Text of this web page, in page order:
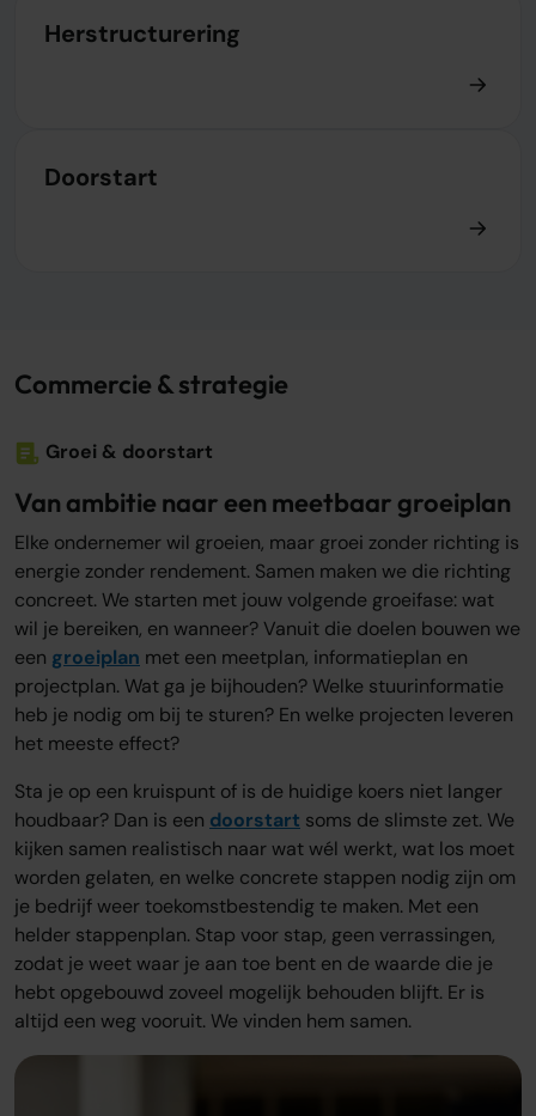
Herstructurering
Doorstart
Commercie & strategie
Groei & doorstart
Van ambitie naar een meetbaar groeiplan
Elke ondernemer wil groeien, maar groei zonder richting is
energie zonder rendement. Samen maken we die richting
concreet. We starten met jouw volgende groeifase: wat
wil je bereiken, en wanneer? Vanuit die doelen bouwen we
een groeiplan met een meetplan, informatieplan en
projectplan. Wat ga je bijhouden? Welke stuurinformatie
heb je nodig om bij te sturen? En welke projecten leveren
het meeste effect?
Sta je op een kruispunt of is de huidige koers niet langer
houdbaar? Dan is een doorstart soms de slimste zet. We
kijken samen realistisch naar wat wél werkt, wat los moet
worden gelaten, en welke concrete stappen nodig zijn om
je bedrijf weer toekomstbestendig te maken. Met een
helder stappenplan. Stap voor stap, geen verrassingen,
zodat je weet waar je aan toe bent en de waarde die je
hebt opgebouwd zoveel mogelijk behouden blijft. Er is
altijd een weg vooruit. We vinden hem samen.